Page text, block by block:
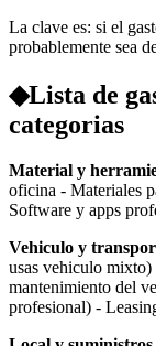
La clave es: si el
probablemente sea
◆Lista de
categorias
Material y
oficina - Materiales
Software y apps
Vehiculo y
usas vehiculo mixto)
mantenimiento del
profesional) -